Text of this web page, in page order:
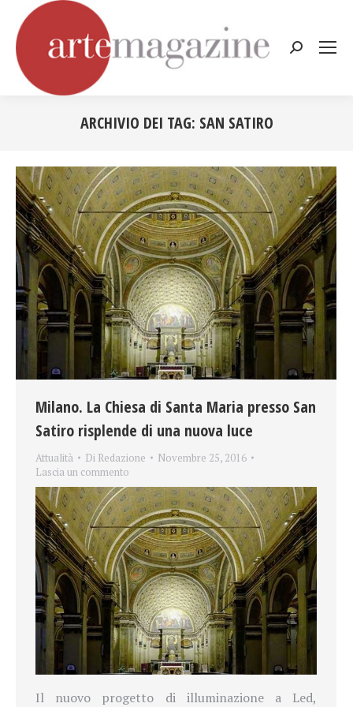
Cerca:
ARCHIVIO DEI TAG: SAN SATIRO
Milano. La Chiesa di Santa Maria presso San
Satiro risplende di una nuova luce
Attualità Di Redazione
Novembre 25, 2016
Lascia un commento
Il nuovo progetto di illuminazione a Led,